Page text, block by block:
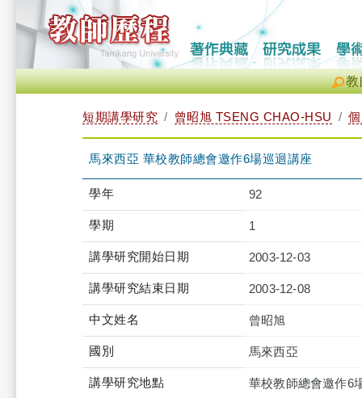
教
短期講學研究 曾昭旭 TSENG CHAO-HSU
馬來西亞 華校教師總會邀作6場巡迴講座
學年 92
學期 1
講學研究開始日期 2003-12-03
講學研究結束日期 2003-12-08
中文姓名 曾昭旭
國別 馬來西亞
講學研究地點 華校教師總會邀作6